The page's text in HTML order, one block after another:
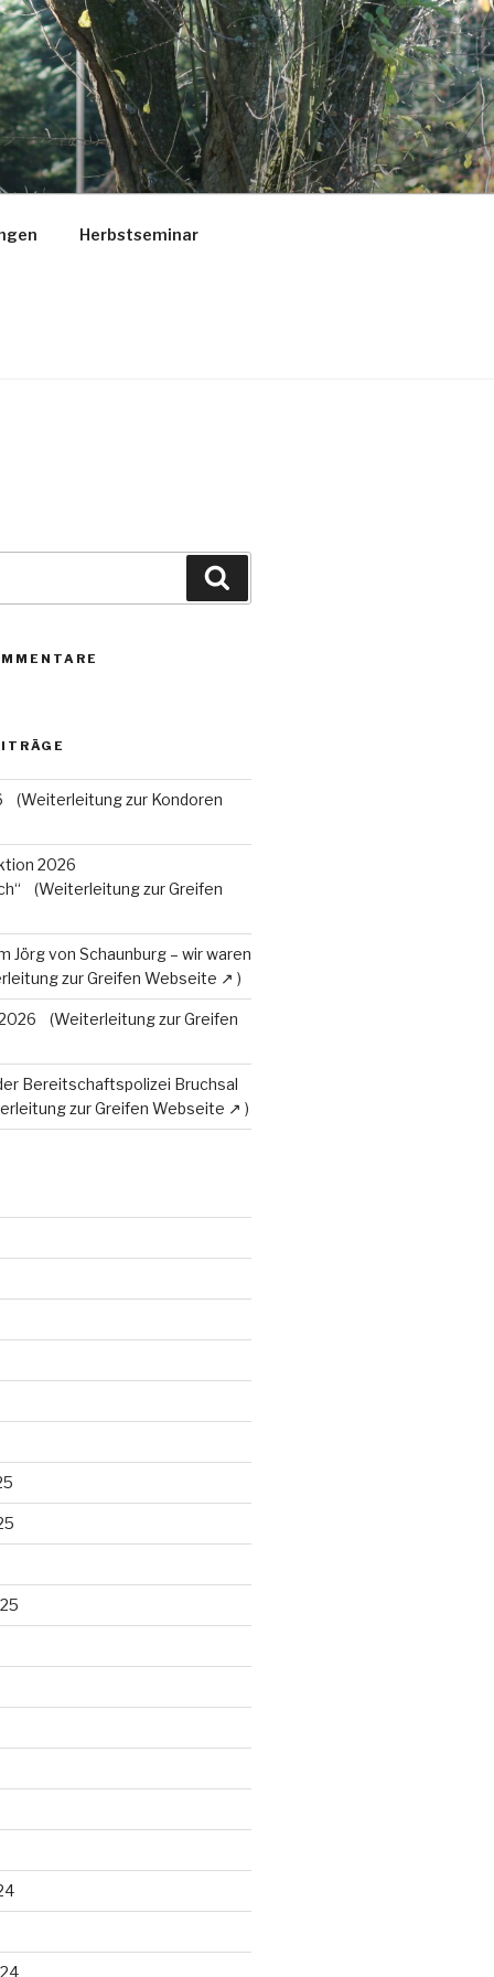
Herbstseminar
2026
Jörg von Schaunburg – wir waren
Bereitschaftspolizei Bruchsal